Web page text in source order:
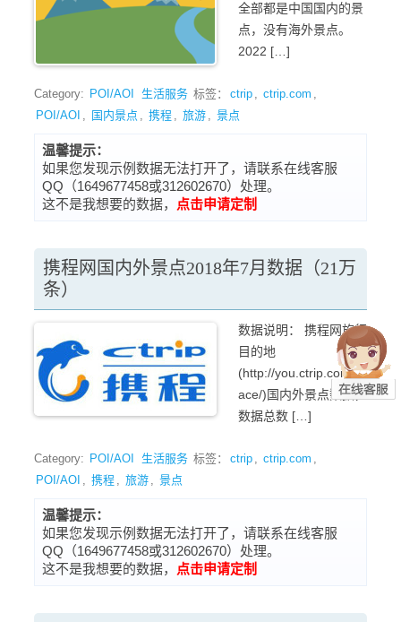
全部都是中国国内的景
点，没有海外景点。
2022 […]
Category: POI/AOI 生活服务 标签： ctrip , ctrip.com ,
POI/AOI , 国内景点 , 携程 , 旅游 , 景点
温馨提示：
如果您发现示例数据无法打开了，请联系在线客服
QQ（1649677458或312602670）处理。
这不是我想要的数据，
点击申请定制
携程网国内外景点2018年7月数据（21万
条）
数据说明： 携程网旅行
目的地
(http://you.ctrip.com/pl
ace/)国内外景点数据，
数据总数 […]
Category: POI/AOI 生活服务 标签： ctrip , ctrip.com ,
POI/AOI , 携程 , 旅游 , 景点
温馨提示：
如果您发现示例数据无法打开了，请联系在线客服
QQ（1649677458或312602670）处理。
这不是我想要的数据，
点击申请定制